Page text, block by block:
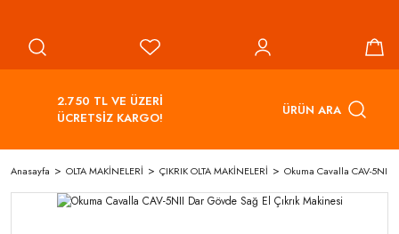
2.750 TL VE ÜZERİ
ÜCRETSİZ KARGO!
ÜRÜN ARA
Anasayfa OLTA MAKİNELERİ ÇIKRIK OLTA MAKİNELERİ Okuma Cavalla CAV-5NII